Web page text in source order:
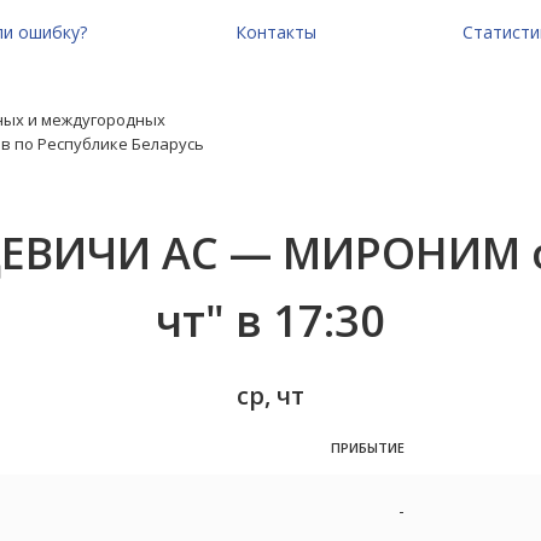
ошибку? Контакты
и междугородных
по Республике Беларусь
АС — МИРОНИМ
чт" в 17:30
ср, чт
ПРИБЫТИЕ
-